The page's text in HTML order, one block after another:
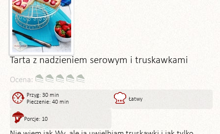
Tarta z nadzieniem serowym i truskawkami
Ocena:
Przyg: 30 min
Pieczenie: 40 min
Łatwy
Porcje: 10